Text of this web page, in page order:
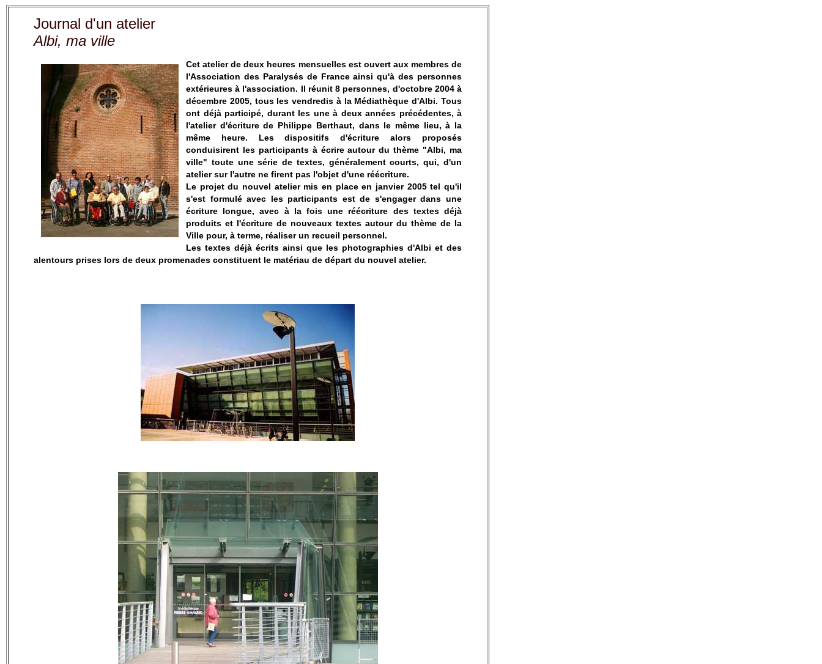
Journal d'un atelier
Albi, ma ville
Cet atelier de deux heures mensuelles est ouvert aux membres de
l'Association des Paralysés de France ainsi qu'à des personnes
extérieures à l'association. Il réunit 8 personnes, d'octobre 2004 à
décembre 2005, tous les vendredis à la Médiathèque d'Albi. Tous
ont déjà participé, durant les une à deux années précédentes, à
l'atelier d'écriture de Philippe Berthaut, dans le même lieu, à la
même heure. Les dispositifs d'écriture alors proposés
conduisirent les participants à écrire autour du thème "Albi, ma
ville" toute une série de textes, généralement courts, qui, d'un
atelier sur l'autre ne firent pas l'objet d'une réécriture.
Le projet du nouvel atelier mis en place en janvier 2005 tel qu'il
s'est formulé avec les participants est de s'engager dans une
écriture longue, avec à la fois une réécriture des textes déjà
produits et l'écriture de nouveaux textes autour du thème de la
Ville pour, à terme, réaliser un recueil personnel.
Les textes déjà écrits ainsi que les photographies d'Albi et des
alentours prises lors de deux promenades constituent le matériau de départ du nouvel atelier.